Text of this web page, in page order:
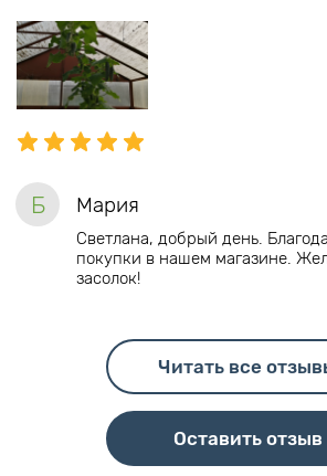
Б Мария
Светлана, добрый день.
покупки в нашем магазине.
засолок!
Читать все
Оставить отзыв